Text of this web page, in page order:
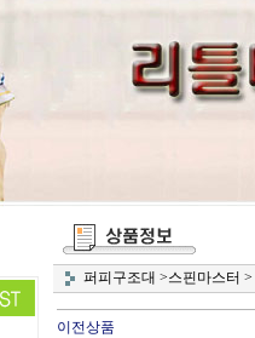
퍼피구조대 >스핀마스터 >
이전상품